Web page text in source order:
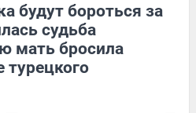
будут бороться за
судьба
мать бросила
турецкого